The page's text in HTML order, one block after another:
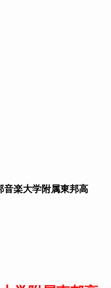
音楽大学附属東邦高